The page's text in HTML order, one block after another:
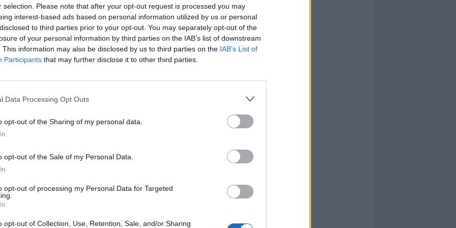
selection. Please note that after your opt-out request is processed you may
interest-based ads based on personal information utilized by us or personal
to third parties prior to your opt-out. You may separately opt-out of the
of your personal information by third parties on the IAB’s list of downstream
This information may also be disclosed by us to third parties on the IAB’s List of
Participants that may further disclose it to other third parties.
Data Processing Opt Outs
opt-out of the Sharing of my personal data.
opt-out of the Sale of my Personal Data.
opt-out of processing my Personal Data for Targeted
opt-out of Collection, Use, Retention, Sale, and/or Sharing
quella che considera parte di
ibrida della Bielorussia contro la Polonia:
Si registrano anche casi
Sinora al confine polacco con la
già stati dispiegati 5.000 agenti della
e 2.000 soldati. Si aggiungeranno
L’esercito polacco ha già spostato altre
per l’allarme della brigata Wagner, che si
Bielorussia dopo il golpe fallito in
migranti di Afghanistan, Siria,
Sri Lanka, Algeria e altri Paesi cercano di
Polonia e così l’Ue.